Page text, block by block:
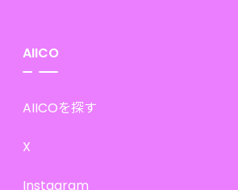
AIICO
AIICOを探す
X
Instagram